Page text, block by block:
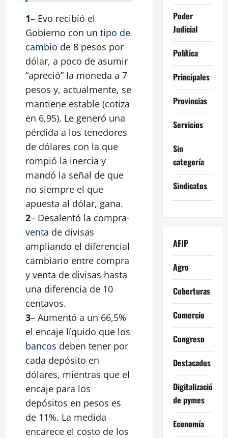
1– Evo recibió el
Gobierno con un tipo de
cambio de 8 pesos por
dólar, a poco de asumir
“apreció” la moneda a 7
pesos y, actualmente, se
mantiene estable (cotiza
en 6,95). Le generó una
pérdida a los tenedores
de dólares con la que
rompió la inercia y
mandó la señal de que
no siempre el que
apuesta al dólar, gana.
2– Desalentó la compra-
venta de divisas
ampliando el diferencial
cambiario entre compra
y venta de divisas hasta
una diferencia de 10
centavos.
3– Aumentó a un 66,5%
el encaje líquido que los
bancos deben tener por
cada depósito en
dólares, mientras que el
encaje para los
depósitos en pesos es
de 11%. La medida
encarece el costo de los
Poder
Judicial
Política
Principales
Provincias
Servicios
Sin
categoría
Sindicatos
AFIP
Agro
Coberturas
Comercio
Congreso
Destacados
Digitalización
de pymes
Economía